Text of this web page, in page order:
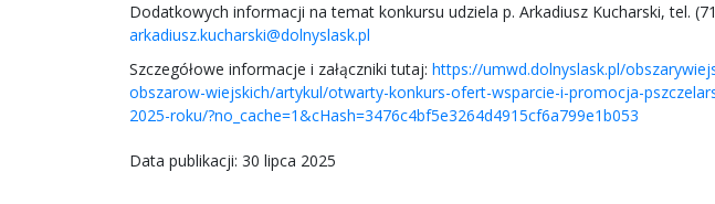
Dodatkowych informacji na temat konkursu udziela p. Arkadiusz Kucharski, tel.
arkadiusz.kucharski@dolnyslask.pl
Szczegółowe informacje i załączniki tutaj: https://umwd.dolnyslask.pl/
obszarow-wiejskich/artykul/otwarty-konkurs-ofert-wsparcie-i-promocja-
2025-roku/?no_cache=1&cHash=3476c4bf5e3264d4915cf6a799e1b053
Data publikacji: 30 lipca 2025